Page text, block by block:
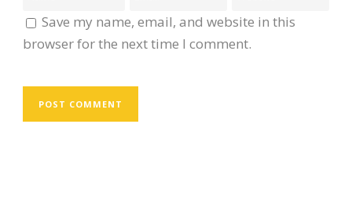
Save my name, email, and website in this
browser for the next time I comment.